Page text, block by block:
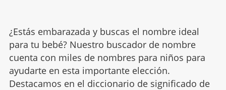
¿Estás embarazada y buscas el nombre ideal
para tu bebé? Nuestro buscador de nombre
cuenta con miles de nombres para niños para
ayudarte en esta importante elección.
Destacamos en el diccionario de significado de